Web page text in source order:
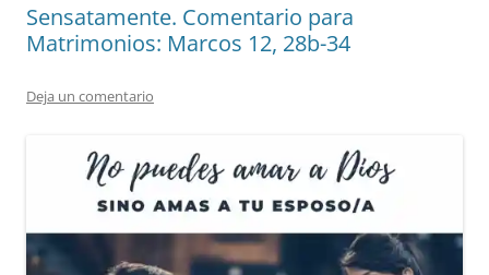
Sensatamente. Comentario para
Matrimonios: Marcos 12, 28b-34
Deja un comentario